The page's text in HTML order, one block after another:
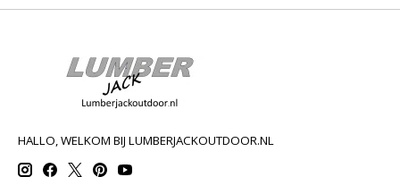
HALLO, WELKOM BIJ LUMBERJACKOUTDOOR.NL